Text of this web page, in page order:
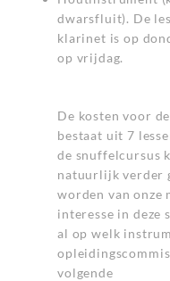
dwarsfluit). De
klarinet is op
op vrijdag.
De kosten voor
bestaat uit 7
de snuffelcursus
natuurlijk verder
worden van onze
interesse in deze
al op welk
volgende